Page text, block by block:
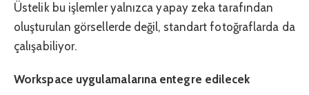
Üstelik bu işlemler yalnızca yapay zeka tarafından
oluşturulan görsellerde değil, standart fotoğraflarda da
çalışabiliyor.
Workspace uygulamalarına entegre edilecek